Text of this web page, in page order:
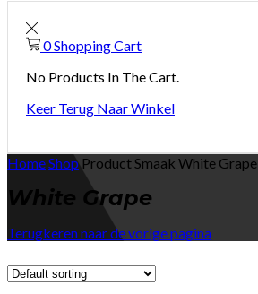
0Shopping Cart
No Products In The Cart.
Keer Terug Naar Winkel
HomeShop Product Smaak White Grape
White Grape
Terugkeren naar de vorige pagina